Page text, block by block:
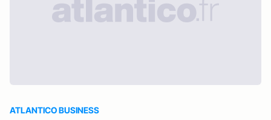
ATLANTICO BUSINESS